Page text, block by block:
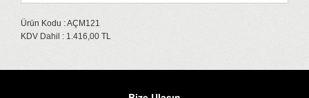
Ürün Kodu : AÇM121
KDV Dahil : 1.416,00 TL